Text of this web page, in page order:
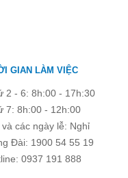
GIAN LÀM VIỆC
2 - 6: 8h:00 - 17h:30
7: 8h:00 - 12h:00
và các ngày lễ: Nghỉ
Đài: 1900 54 55 19
0937 191 888